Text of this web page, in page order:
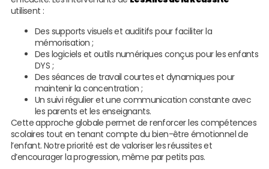
utilisent :
Des supports visuels et auditifs pour faciliter la
mémorisation ;
Des logiciels et outils numériques conçus pour les enfants
DYS ;
Des séances de travail courtes et dynamiques pour
maintenir la concentration ;
Un suivi régulier et une communication constante avec
les parents et les enseignants.
Cette approche globale permet de renforcer les compétences
scolaires tout en tenant compte du bien-être émotionnel de
l’enfant. Notre priorité est de valoriser les réussites et
d’encourager la progression, même par petits pas.